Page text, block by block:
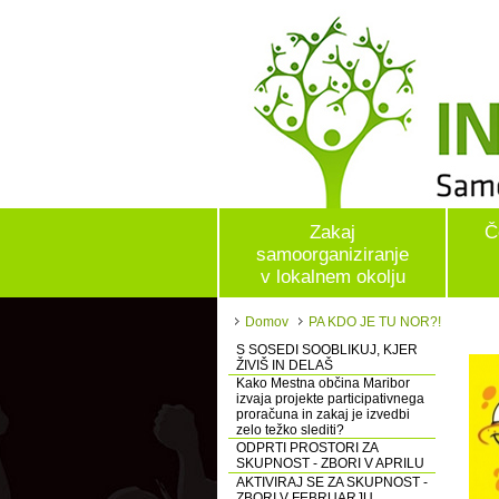
Zakaj
samoorganiziranje
v lokalnem okolju
Domov
PA KDO JE TU NOR?!
S SOSEDI SOOBLIKUJ, KJER
ŽIVIŠ IN DELAŠ
Kako Mestna občina Maribor
izvaja projekte participativnega
proračuna in zakaj je izvedbi
zelo težko slediti?
ODPRTI PROSTORI ZA
SKUPNOST - ZBORI V APRILU
AKTIVIRAJ SE ZA SKUPNOST -